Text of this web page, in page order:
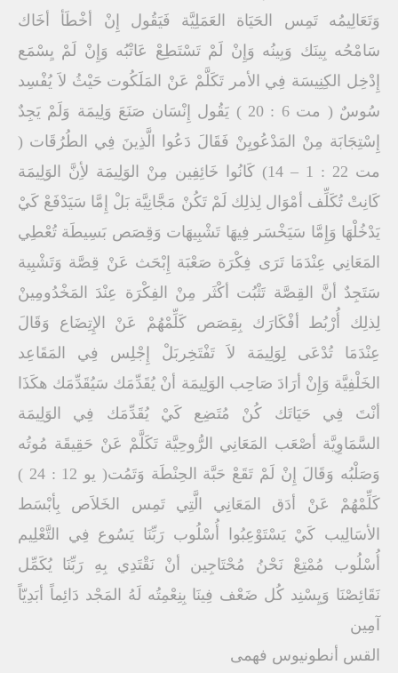
وَتَعَالِيمُه تَمِس الحَيَاة العَمَلِيَّة فَيَقُول إِنْ أخْطَأ أخَاك
سَامْحُه بِينَك وَبِينُه وَإِنْ لَمْ تَسْتَطِعْ عَاتْبُه وَإِنْ لَمْ يِسْمَع
إِدْخِل الكِنِيسَة فِي الأمر تَكَلَّمْ عَنْ المَلَكُوت حَيْثُ لاَ يُفْسِد
سُوسٌ ( مت 6 : 20 ) يَقُول إِنْسَان صَنَعَ وَلِيمَة وَلَمْ يَجِدٌ
إِسْتِجَابَة مِنْ المَدْعُويِنْ فَقَالَ دَعُوا الَّذِينَ فِي الطُرُقَات (
مت 22 : 1 – 14) كَانُوا خَائِفِين مِنْ الوَلِيمَة لأِنَّ الوَلِيمَة
كَانِتْ تُكَلِّف أمْوَال لِذلِك لَمْ تَكُنْ مَجَّانِيَّة بَلْ إِمَّا سَيَدْفَعْ كَيْ
يَدْخُلْهَا وَإِمَّا سَيَخْسَر فِيهَا تَشْبِيهَات وَقِصَص بَسِيطَة تُعْطِي
المَعَانِي عِنْدَمَا تَرَى فِكْرَة صَعْبَة إِبْحَث عَنْ قِصَّة وَتَشْبِية
سَتَجِدٌ أنَّ القِصَّة تَثْبُت أكْثَر مِنْ الفِكْرَة عِنْدَ المَخْدُومِينْ
لِذلِك أُرْبُط أفْكَارَك بِقِصَص كَلِّمْهُمْ عَنْ الإِتِضَاع وَقَالَ
عِنْدَمَا تُدْعَى لِوَلِيمَة لاَ تَفْتَخِربَلْ إِجْلِس فِي المَقَاعِد
الخَلْفِيَّة وَإِنْ أرَادَ صَاحِب الوَلِيمَة أنْ يُقَدِّمَك سَيُقَدِّمَك هكَذَا
أنْتَ فِي حَيَاتَك كُنْ مُتَضِع كَيْ يُقَدِّمَك فِي الوَلِيمَة
السَّمَاوِيَّة أصْعَب المَعَانِي الرُّوحِيَّة تَكَلَّمْ عَنْ حَقِيقَة مُوتُه
وَصَلْبُه وَقَالَ إِنْ لَمْ تَقَعْ حَبَّة الحِنْطَة وَتَمُت( يو 12 : 24 )
كَلِّمْهُمْ عَنْ أدَق المَعَانِي الَّتِي تَمِس الخَلاَص بِأبْسَط
الأسَالِيب كَيْ يَسْتَوْعِبُوا أُسْلُوب رَبِّنَا يَسُوع فِي التَّعْلِيم
أُسْلُوب مُمْتِعْ نَحْنُ مُحْتَاجِين أنْ نَقْتَدِي بِهِ رَبِّنَا يُكَمِّل
نَقَائِصْنَا وَيِسْنِد كُل ضَعْف فِينَا بِنِعْمِتُه لَهُ المَجْد دَائِماً أبَدِيّاً
آمِين
القس أنطونيوس فهمى